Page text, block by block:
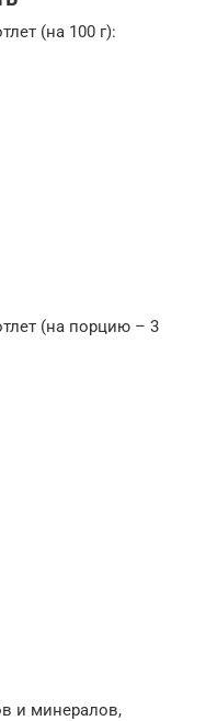
(на 100 г):
(на порцию – 3
и минералов,